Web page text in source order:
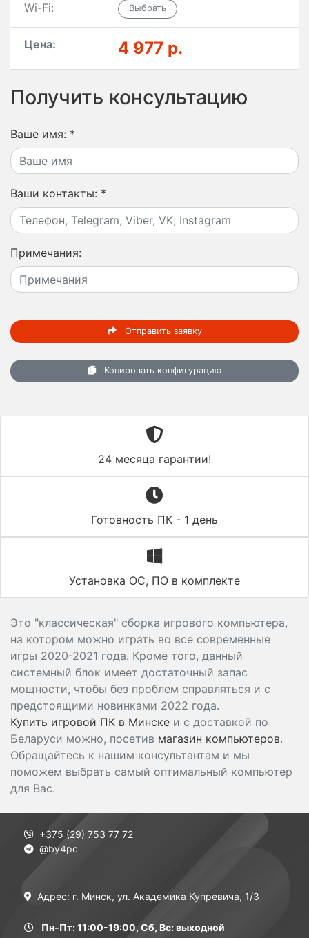
Wi-Fi:
Цена: 4 977 р.
Получить консультацию
Ваше имя: *
Ваши контакты: *
Примечания:
Отправить заявку
Копировать конфигурацию
24 месяца гарантии!
Готовность ПК - 1 день
Установка ОС, ПО в комплекте
Это "классическая" сборка игрового компьютера,
на котором можно играть во все современные
игры 2020-2021 года. Кроме того, данный
системный блок имеет достаточный запас
мощности, чтобы без проблем справляться и с
предстоящими новинками 2022 года.
Купить игровой ПК в Минске и с доставкой по
Беларуси можно, посетив магазин компьютеров.
Обращайтесь к нашим консультантам и мы
поможем выбрать самый оптимальный компьютер
для Вас.
+375 (29) 753 77 72
@by4pc
Адрес: г. Минск, ул. Академика Купревича, 1/3
Пн-Пт: 11:00-19:00, Сб, Вс: выходной